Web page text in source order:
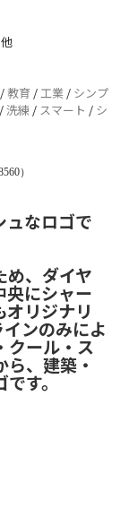
/ 教育 /工業 / シンプ
/洗練 / スマート / シ
）
ュなロゴで
め、ダイヤ
央にシャー
リジナリ
ンのみによ
クール・ス
、建築・
す。